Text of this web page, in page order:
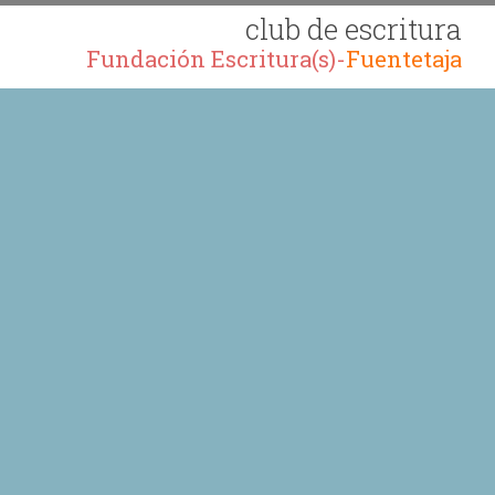
club de escritura
Fundación Escritura(s)-Fuentetaja